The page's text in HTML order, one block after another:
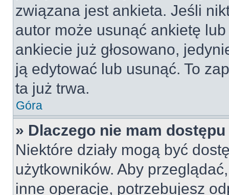
związana jest ankieta. Jeśli
autor może usunąć ankietę
ankiecie już głosowano,
ją edytować lub usunąć. To
ta już trwa.
Góra
» Dlaczego nie mam dostępu
Niektóre działy mogą być
użytkowników. Aby
inne operacje, potrzebujesz